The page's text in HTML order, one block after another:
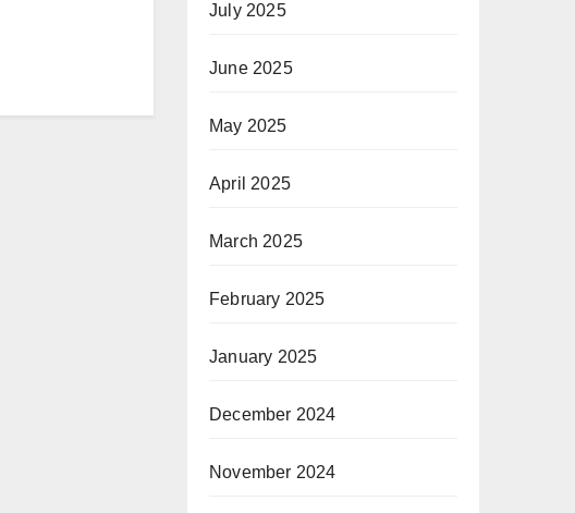
July 2025
June 2025
May 2025
April 2025
March 2025
February 2025
January 2025
December 2024
November 2024